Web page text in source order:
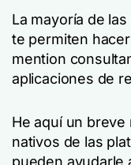
La mayoría de
te permiten
mention
aplicaciones de
He aquí un
nativos de las
pueden ayudarle